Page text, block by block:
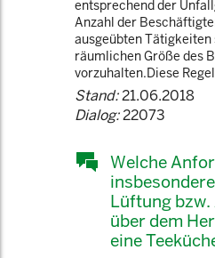
entsprechend der
Anzahl der
ausgeübten Tätigkeiten
räumlichen Größe des
vorzuhalten.Diese
Stand:21.06.2018
Dialog:22073
Welche
Lüftung
über dem
eine